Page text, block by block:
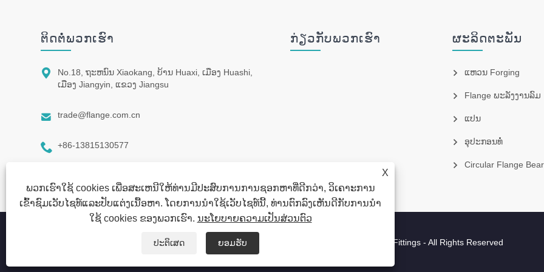
X
ພວກເຮົາໃຊ້ cookies ເພື່ອສະເຫນີໃຫ້ທ່ານມີປະສົບການການຊອກຫາທີ່ດີກວ່າ, ວິເຄາະການ
ເຂົ້າຊົມເວັບໄຊທ໌ແລະປັບແຕ່ງເນື້ອຫາ. ໂດຍການນໍາໃຊ້ເວັບໄຊທ໌ນີ້, ທ່ານຕົກລົງເຫັນດີກັບການນໍາ
ໃຊ້ cookies ຂອງພວກເຮົາ. ນະໂຍບາຍຄວາມເປັນສ່ວນຕົວ
ປະຕິເສດ ຍອມຮັບ
ຕິດ​ຕໍ່​ພວກ​ເຮົາ

No.18, ຖະ​ຫນົນ Xiaokang, ບ້ານ Huaxi, ເມືອງ Huashi,
ເມືອງ Jiangyin, ແຂວງ Jiangsu
 trade@flange.com.cn
 +86-13815130577
ກ່ຽວ​ກັບ​ພວກ​ເຮົາ ຜະລິດຕະພັນ
ແຫວນ Forging
Flange ພະລັງງານລົມ
ແປນ
ອຸປະກອນທໍ່
Circular Flange
ສະຫງວນລິຂະສິດ © 2022 Jiangyin Huaxi Flange Pipe Co., Ltd. - Flange, Ring Forgings, Pipe Fittings - All Rights Reserved